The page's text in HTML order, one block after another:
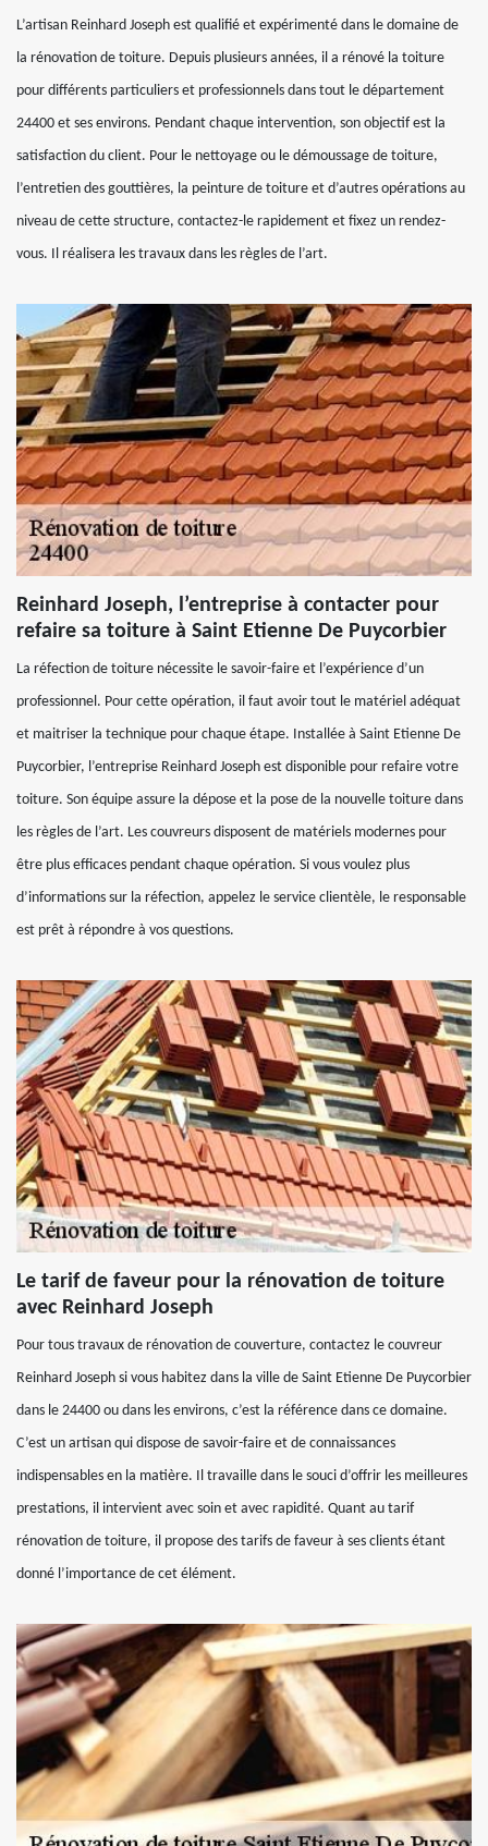
L’artisan Reinhard Joseph est qualifié et expérimenté dans le domaine de
la rénovation de toiture. Depuis plusieurs années, il a rénové la toiture
pour différents particuliers et professionnels dans tout le département
24400 et ses environs. Pendant chaque intervention, son objectif est la
satisfaction du client. Pour le nettoyage ou le démoussage de toiture,
l’entretien des gouttières, la peinture de toiture et d’autres opérations au
niveau de cette structure, contactez-le rapidement et fixez un rendez-
vous. Il réalisera les travaux dans les règles de l’art.
Reinhard Joseph, l’entreprise à contacter pour
refaire sa toiture à Saint Etienne De Puycorbier
La réfection de toiture nécessite le savoir-faire et l’expérience d’un
professionnel. Pour cette opération, il faut avoir tout le matériel adéquat
et maitriser la technique pour chaque étape. Installée à Saint Etienne De
Puycorbier, l’entreprise Reinhard Joseph est disponible pour refaire votre
toiture. Son équipe assure la dépose et la pose de la nouvelle toiture dans
les règles de l’art. Les couvreurs disposent de matériels modernes pour
être plus efficaces pendant chaque opération. Si vous voulez plus
d’informations sur la réfection, appelez le service clientèle, le responsable
est prêt à répondre à vos questions.
Le tarif de faveur pour la rénovation de toiture
avec Reinhard Joseph
Pour tous travaux de rénovation de couverture, contactez le couvreur
Reinhard Joseph si vous habitez dans la ville de Saint Etienne De Puycorbier
dans le 24400 ou dans les environs, c’est la référence dans ce domaine.
C’est un artisan qui dispose de savoir-faire et de connaissances
indispensables en la matière. Il travaille dans le souci d’offrir les meilleures
prestations, il intervient avec soin et avec rapidité. Quant au tarif
rénovation de toiture, il propose des tarifs de faveur à ses clients étant
donné l’importance de cet élément.